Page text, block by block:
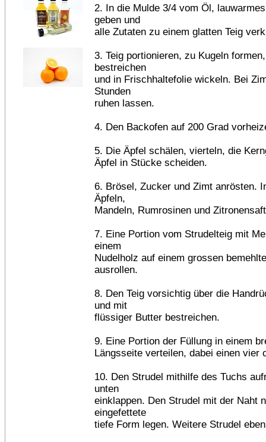
2. In die Mulde 3/4 vom Öl,
geben und
alle Zutaten zu einem glatten Teig
3. Teig portionieren, zu Kugeln
bestreichen
und in Frischhaltefolie wickeln. Bei
Stunden
ruhen lassen.
4. Den Backofen auf 200 Grad
5. Die Äpfel schälen, vierteln, die
Äpfel in Stücke scheiden.
6. Brösel, Zucker und Zimt anrösten.
Äpfeln,
Mandeln, Rumrosinen und
7. Eine Portion vom Strudelteig mit
einem
Nudelholz auf einem grossen
ausrollen.
8. Den Teig vorsichtig über die
und mit
flüssiger Butter bestreichen.
9. Eine Portion der Füllung in einem
Längsseite verteilen, dabei einen vier
10. Den Strudel mithilfe des Tuchs
unten
einklappen. Den Strudel mit der Naht
eingefettete
tiefe Form legen. Weitere Strudel